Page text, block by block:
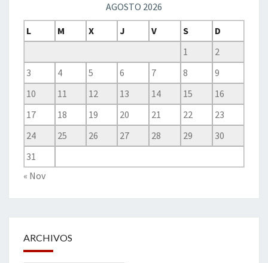
AGOSTO 2026
L
M X J V S
D
1
2
3
4 5 6 7 8
9
10
11 12 13 14 15
16
17
18 19 20 21 22
23
24
25 26 27 28 29
30
31
« Nov
ARCHIVOS